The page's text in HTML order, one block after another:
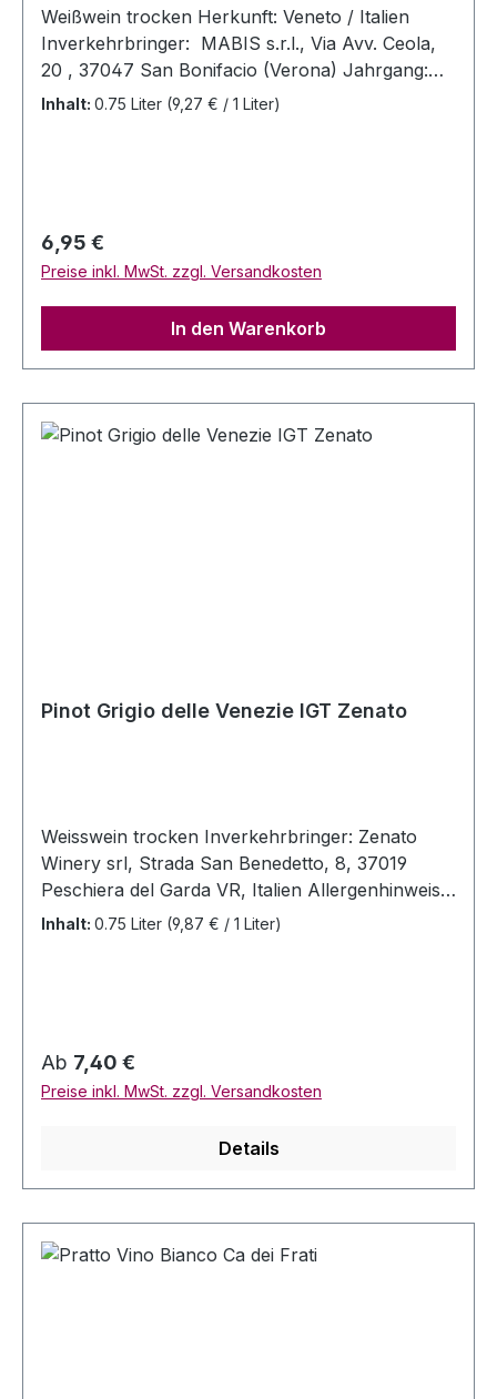
Weißwein trocken Herkunft: Veneto / Italien
Inverkehrbringer: MABIS s.r.l., Via Avv. Ceola,
20 , 37047 San Bonifacio (Verona) Jahrgang:
2022 Rebsorten: Pinot Grigio Alc. 12 % Vol. RZ:
Inhalt: 0.75 Liter (9,27 € / 1 Liter)
Regulärer Preis:
6,95 €
Preise inkl. MwSt. zzgl. Versandkosten
In den Warenkorb
Pinot Grigio delle Venezie IGT Zenato
Weisswein trocken Inverkehrbringer: Zenato
Winery srl, Strada San Benedetto, 8, 37019
Peschiera del Garda VR, Italien Allergenhinweis:
enthält Sulfite Herkunft: Lombardei / Italien
Inhalt: 0.75 Liter (9,87 € / 1 Liter)
Regulärer Preis:
Ab 7,40 €
Preise inkl. MwSt. zzgl. Versandkosten
Details